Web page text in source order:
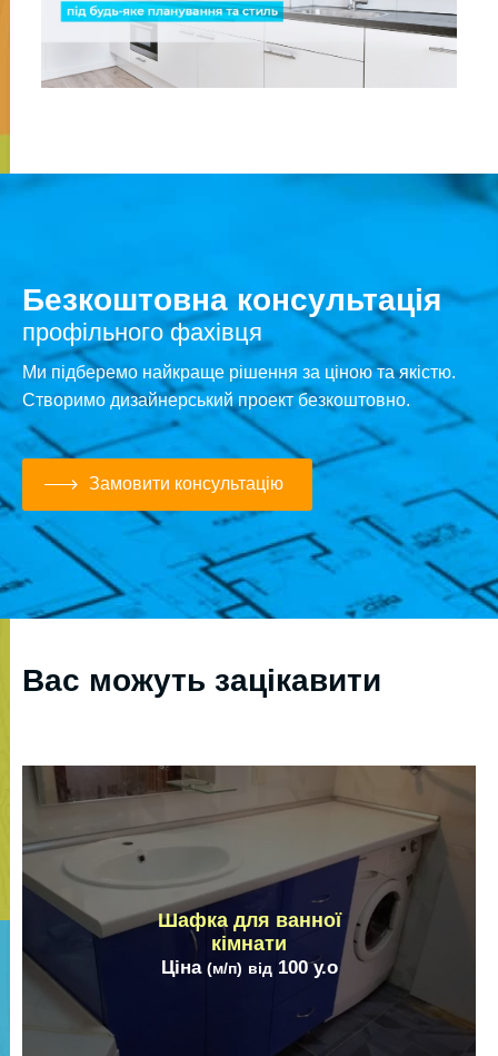
Безкоштовна консультація
профільного фахівця
Ми підберемо найкраще рішення за ціною та якістю.
Створимо дизайнерський проект безкоштовно.
Замовити консультацію
Вас можуть зацікавити
Шафка для ванної
кімнати
Ціна (м/п) від100у.о